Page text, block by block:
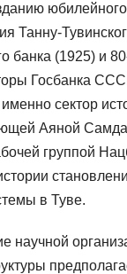
Танну-
банка (1925) и
Госбанка
сектор
Аяной
группой
в Туве.
научной